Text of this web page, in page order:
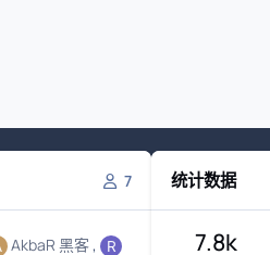
7
AkbaR 黑客
统计数据
7.8k